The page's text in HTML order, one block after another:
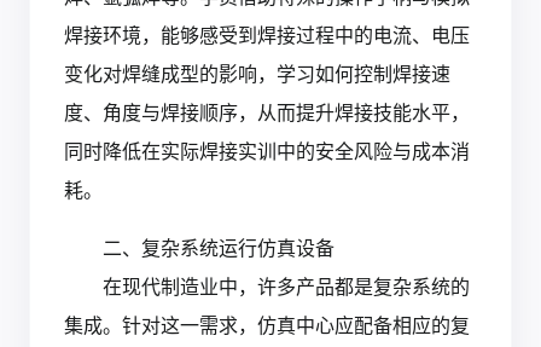
焊接环境，能够感受到焊接过程中的电流、电压
变化对焊缝成型的影响，学习如何控制焊接速
度、角度与焊接顺序，从而提升焊接技能水平，
同时降低在实际焊接实训中的安全风险与成本消
耗。
二、复杂系统运行仿真设备
在现代制造业中，许多产品都是复杂系统的
集成。针对这一需求，仿真中心应配备相应的复